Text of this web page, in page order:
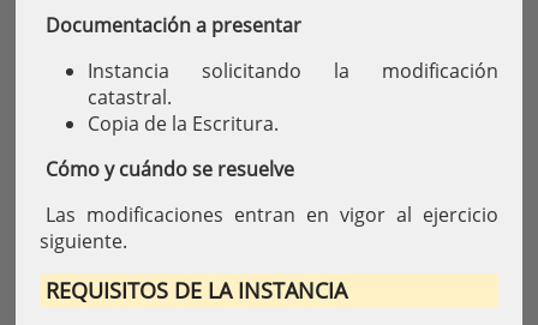
Documentación a presentar
Instancia solicitando la modificación
catastral.
Copia de la Escritura.
Cómo y cuándo se resuelve
Las modificaciones entran en vigor al ejercicio
siguiente.
REQUISITOS DE LA INSTANCIA